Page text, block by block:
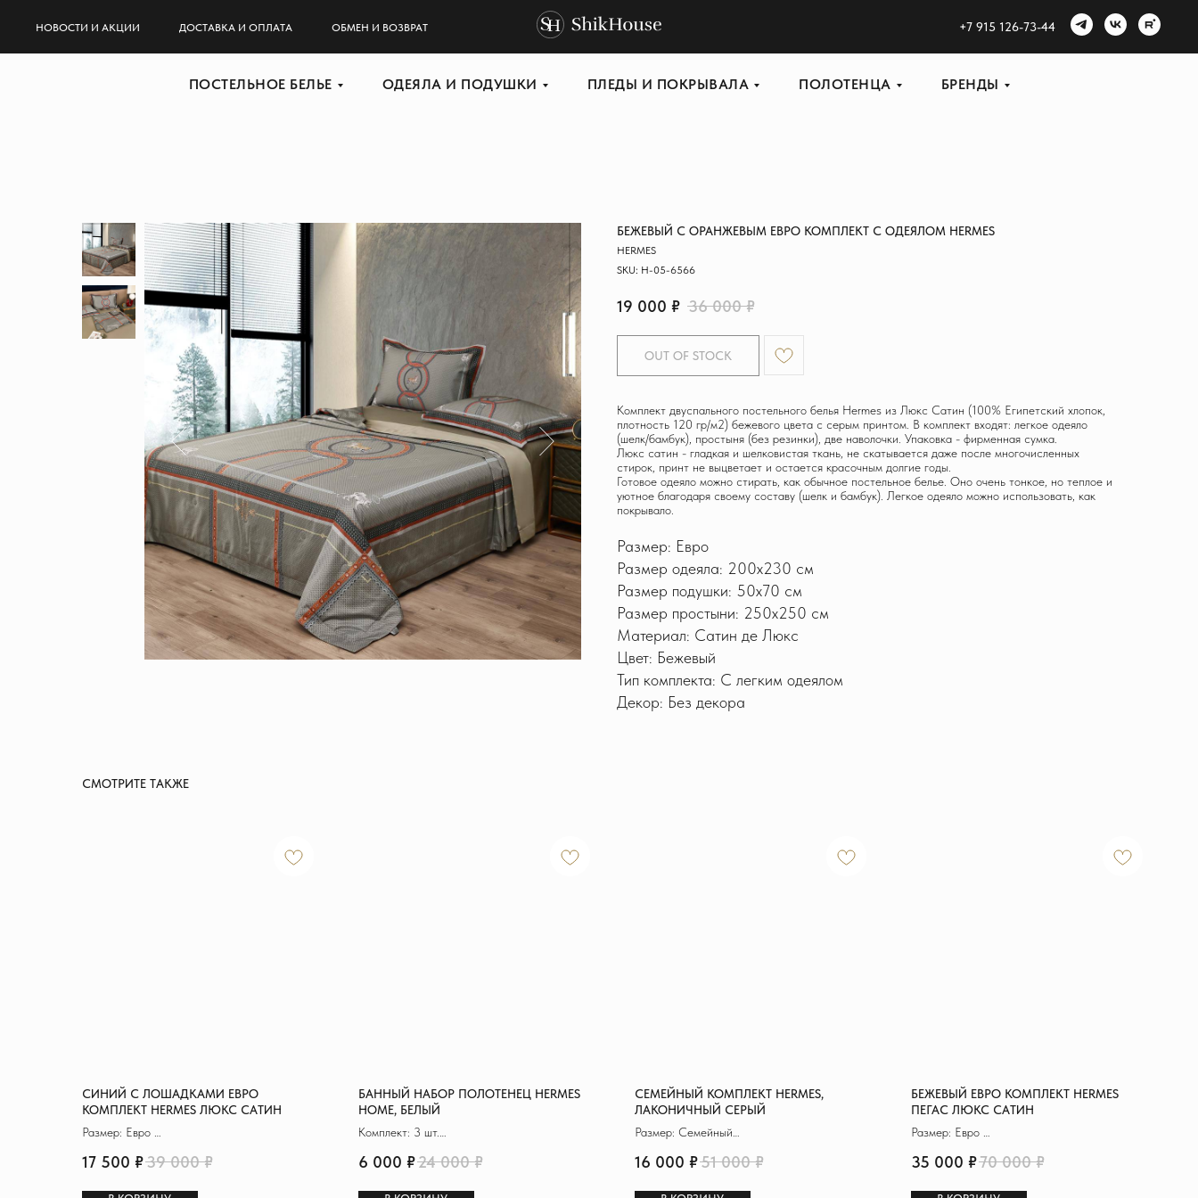
НОВОСТИ И АКЦИИ ДОСТАВКА И ОПЛАТА ОБМЕН И ВОЗВРАТ +7 915 126-73-44
ПОСТЕЛЬНОЕ БЕЛЬЕ ОДЕЯЛА И ПОДУШКИ ПЛЕДЫ И ПОКРЫВАЛА ПОЛОТЕНЦА БРЕНДЫ
БЕЖЕВЫЙ С ОРАНЖЕВЫМ ЕВРО КОМПЛЕКТ С ОДЕЯЛОМ HERMES
HERMES
SKU: H-05-6566
19 000 ₽ 36 000 ₽
OUT OF STOCK
Комплект двуспального постельного белья Hermes из Люкс Сатин (100% Египетский хлопок,
плотность 120 гр/м2) бежевого цвета с серым принтом. В комплект входят: легкое одеяло
(шелк/бамбук), простыня (без резинки), две наволочки. Упаковка - фирменная сумка.
Люкс сатин - гладкая и шелковистая ткань, не скатывается даже после многочисленных
стирок, принт не выцветает и остается красочным долгие годы.
Готовое одеяло можно стирать, как обычное постельное белье. Оно очень тонкое, но теплое и
уютное благодаря своему составу (шелк и бамбук). Легкое одеяло можно использовать, как
покрывало.
Размер: Евро
Размер одеяла: 200х230 см
Размер подушки: 50x70 см
Размер простыни: 250х250 см
Материал: Сатин де Люкс
Цвет: Бежевый
Тип комплекта: С легким одеялом
Декор: Без декора
СМОТРИТЕ ТАКЖЕ
СИНИЙ С ЛОШАДКАМИ ЕВРО
КОМПЛЕКТ HERMES ЛЮКС САТИН
Размер: Евро
Пододеяльник: 200х230 см
17 500 ₽39 000 ₽
БАННЫЙ НАБОР ПОЛОТЕНЕЦ HERMES
HOME, БЕЛЫЙ
Комплект: 3 шт.
Размер: 70x140 см (+1)
6 000 ₽24 000 ₽
СЕМЕЙНЫЙ КОМПЛЕКТ HERMES,
ЛАКОНИЧНЫЙ СЕРЫЙ
Размер: Семейный
Пододеяльник: 150х200 см (2)
16 000 ₽51 000 ₽
БЕЖЕВЫЙ ЕВРО КОМПЛЕКТ HERMES
ПЕГАС ЛЮКС САТИН
Размер: Евро
Пододеяльник: 200х230 см
35 000 ₽70 000 ₽